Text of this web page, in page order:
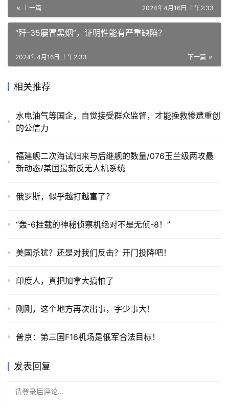
上一篇 2024年4月16日 上午2:33
“歼-35屡冒黑烟”，证明性能有严重缺陷？
下一篇
2024年4月16日 上午2:33
相关推荐
水电油气等国企，自觉接受群众监督，才能挽救惨遭重创
的公信力
福建舰二次海试归来与后继舰的数量/076玉兰级两攻最
新动态/某国最新反无人机系统
俄罗斯，似乎越打越富了？
“轰-6挂载的神秘侦察机绝对不是无侦-8！”
美国杀犹？还是对我们反击？开门投降吧！
印度人，真把加拿大搞怕了
刚刚，这个地方再次出事，字少事大！
普京：第三国F16机场是俄军合法目标！
发表回复
请登录后评论...